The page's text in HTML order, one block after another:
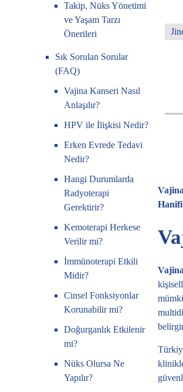
Takip, Nüks Yönetimi
ve Yaşam Tarzı
Önerileri
Sık Sorulan Sorular
(FAQ)
Vajina Kanseri Nasıl
Anlaşılır?
HPV ile İlişkisi Nedir?
Erken Evrede Tedavi
Nedir?
Hangi Durumlarda
Radyoterapi
Gerektirir?
Kemoterapi Herkese
Verilir mi?
İmmünoterapi Etkili
Midir?
Cinsel Fonksiyonlar
Korunabilir mi?
Doğurganlık Etkilenir
mi?
Nüks Olursa Ne
Yapılır?